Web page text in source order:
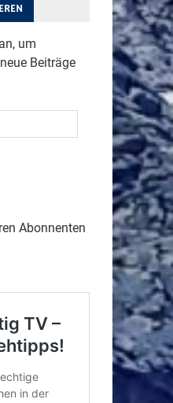
um
Beiträge
Abonnenten